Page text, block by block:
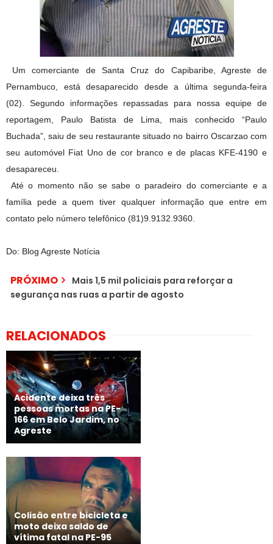
Um comerciante de Santa Cruz do Capibaribe, Agreste de
Pernambuco, está desaparecido desde a última segunda-feira
(02). Segundo informações repassadas para nossa equipe de
reportagem, Paulo Batista de Lima, mais conhecido “Paulo
Buchada”, saiu de seu restaurante situado no bairro Oscarzao com
seu automóvel Fiat Uno de cor branco e de placas KFE-4190 e
desapareceu.
Até o momento não se sabe o paradeiro do comerciante e a
família pede a quem tiver qualquer informação que entre em
contato pelo número telefônico (81)9.9132.9360.
Do: Blog Agreste Notícia
PRÓXIMO
Mais 1,5 mil policiais para reforçar a
segurança nas ruas a partir de agosto
RELACIONADOS
Acidente deixa três
pessoas mortas na PE-
166 em Belo Jardim, no
Agreste
Colisão entre bicicleta e
moto deixa saldo de
vítima fatal na PE-95